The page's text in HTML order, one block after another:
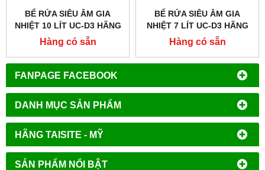
FANPAGE FACEBOOK
DANH MỤC SẢN PHẨM
HÃNG TAISITE - MỸ
SẢN PHẨM NỔI BẬT
BỂ RỬA SIÊU ÂM GIA
NHIỆT 10 LÍT UC-D3 HÃNG
TAISITELAB
Hàng có sẵn
BỂ RỬA SIÊU ÂM GIA
NHIỆT 7 LÍT UC-D3 HÃNG
TAISITELAB
Hàng có sẵn